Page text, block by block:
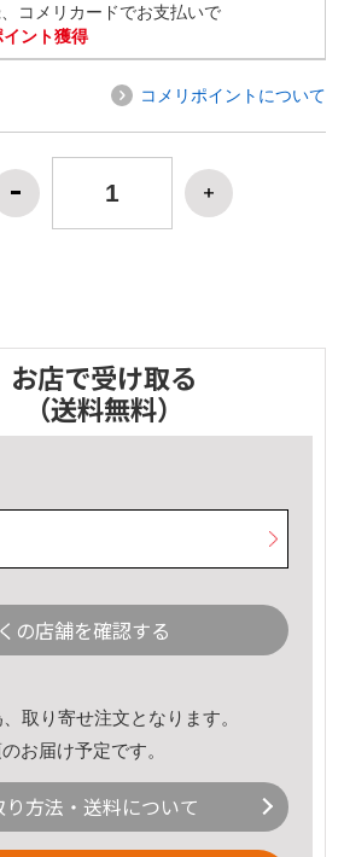
コメリカードでお支払いで
イント獲得
コメリポイントについて
お店で受け取る
（送料無料）
の店舗を確認する
取り寄せ注文となります。
お届け予定です。
り方法・送料について